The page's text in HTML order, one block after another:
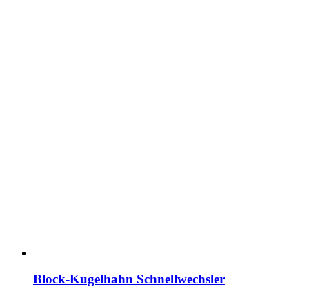
Block-Kugelhahn Schnellwechsler